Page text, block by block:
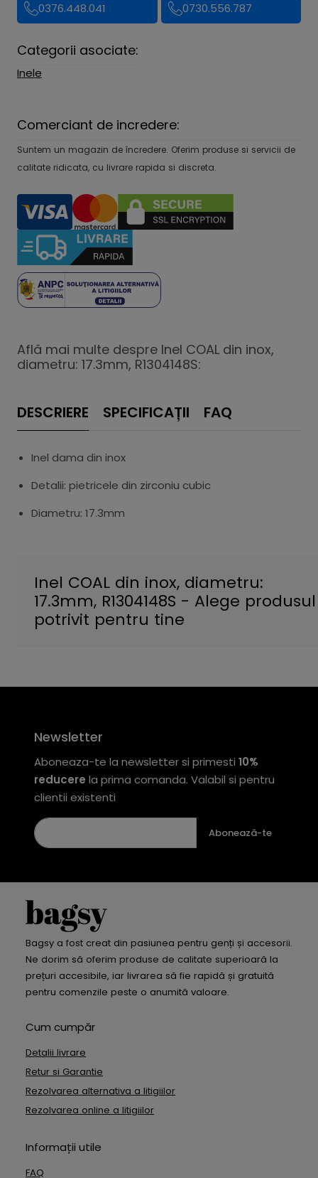
0376.448.041 0730.556.787
Categorii asociate:
Inele
Comerciant de incredere:
Suntem un magazin de încredere. Oferim produse si servicii de
calitate ridicata, cu livrare rapida si discreta.
Află mai multe despre Inel COAL din inox,
diametru: 17.3mm, R1304148S:
DESCRIERE SPECIFICAȚII FAQ
Inel dama din inox
Detalii: pietricele din zirconiu cubic
Diametru: 17.3mm
Inel COAL din inox, diametru:
17.3mm, R1304148S - Alege produsul
potrivit pentru tine
Newsletter
Aboneaza-te la newsletter si primesti 10%
reducere la prima comanda. Valabil si pentru
clientii existenti
Abonează-te
Bagsy a fost creat din pasiunea pentru genți și accesorii.
Ne dorim să oferim produse de calitate superioară la
prețuri accesibile, iar livrarea să fie rapidă și gratuită
pentru comenzile peste o anumită valoare.
Cum cumpăr
Detalii livrare
Retur si Garantie
Rezolvarea alternativa a litigiilor
Rezolvarea online a litigiilor
Informații utile
FAQ